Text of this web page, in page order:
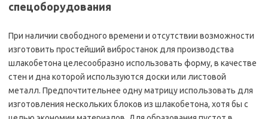
спецоборудования
При наличии свободного времени и отсутствии возможности
изготовить простейший вибростанок для производства
шлакобетона целесообразно использовать форму, в качестве
стен и дна которой используются доски или листовой
металл. Предпочтительнее одну матрицу использовать для
изготовления нескольких блоков из шлакобетона, хотя бы с